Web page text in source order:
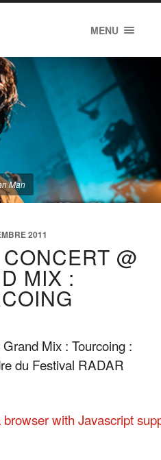
MENU
Man
2011
@
MIX :
Mix : Tourcoing :
du Festival RADAR
browser with Javascript